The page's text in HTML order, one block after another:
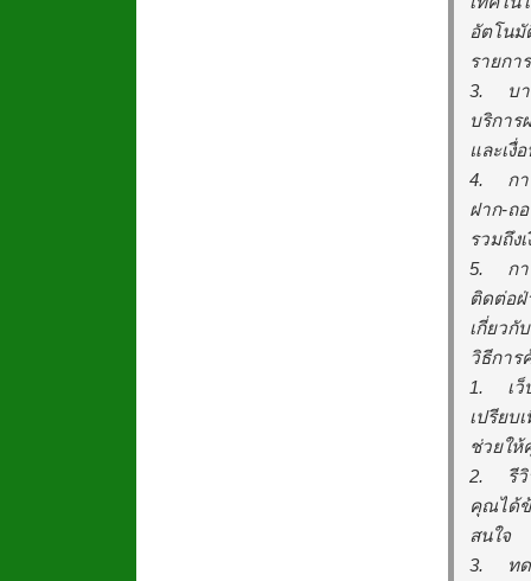
อัตโนมั
รายกา
3.
บ
บริการ
และเงื่
4.
ก
ฝาก-ถ
รวมถึง
5.
ก
ติดต่อฝ่
เกี่ยวกั
วิธีการ
1.
เ
เปรียบ
ช่วยให้
2.
รี
คุณได้ข้
สนใจ
3.
ท